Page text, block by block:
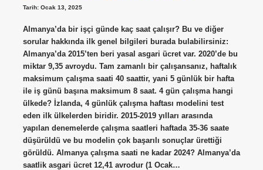
Tarih: Ocak 13, 2025
Almanya’da bir işçi günde kaç saat çalışır? Bu ve diğer
sorular hakkında ilk genel bilgileri burada bulabilirsiniz:
Almanya’da 2015’ten beri yasal asgari ücret var. 2020’de bu
miktar 9,35 avroydu. Tam zamanlı bir çalışansanız, haftalık
maksimum çalışma saati 40 saattir, yani 5 günlük bir hafta
ile iş günü başına maksimum 8 saat. 4 gün çalışma hangi
ülkede? İzlanda, 4 günlük çalışma haftası modelini test
eden ilk ülkelerden biridir. 2015-2019 yılları arasında
yapılan denemelerde çalışma saatleri haftada 35-36 saate
düşürüldü ve bu modelin çok başarılı sonuçlar ürettiği
görüldü. Almanya çalışma saati ne kadar 2024? Almanya’da
saatlik asgari ücret 12,41 avrodur (1 Ocak…